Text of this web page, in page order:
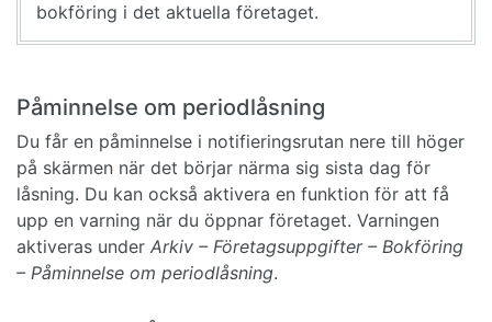
bokföring i det aktuella företaget.
Påminnelse om periodlåsning
Du får en påminnelse i notifieringsrutan nere till höger
på skärmen när det börjar närma sig sista dag för
låsning. Du kan också aktivera en funktion för att få
upp en varning när du öppnar företaget. Varningen
aktiveras under Arkiv – Företagsuppgifter – Bokföring
– Påminnelse om periodlåsning.